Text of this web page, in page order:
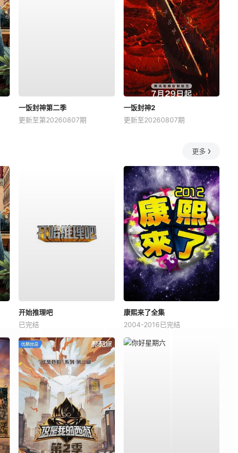
一饭封神第二季
更新至第20260807期
一饭封神2
更新至20260807期
更多
开始推理吧
已完结
康熙来了全集
2004-2016已完结